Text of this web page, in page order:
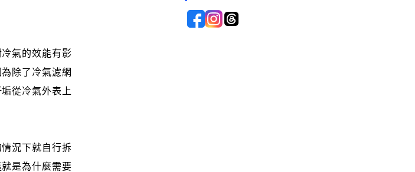
氣的效能有影
除了冷氣濾網
從冷氣外表上
況下就自行拆
是為什麼需要